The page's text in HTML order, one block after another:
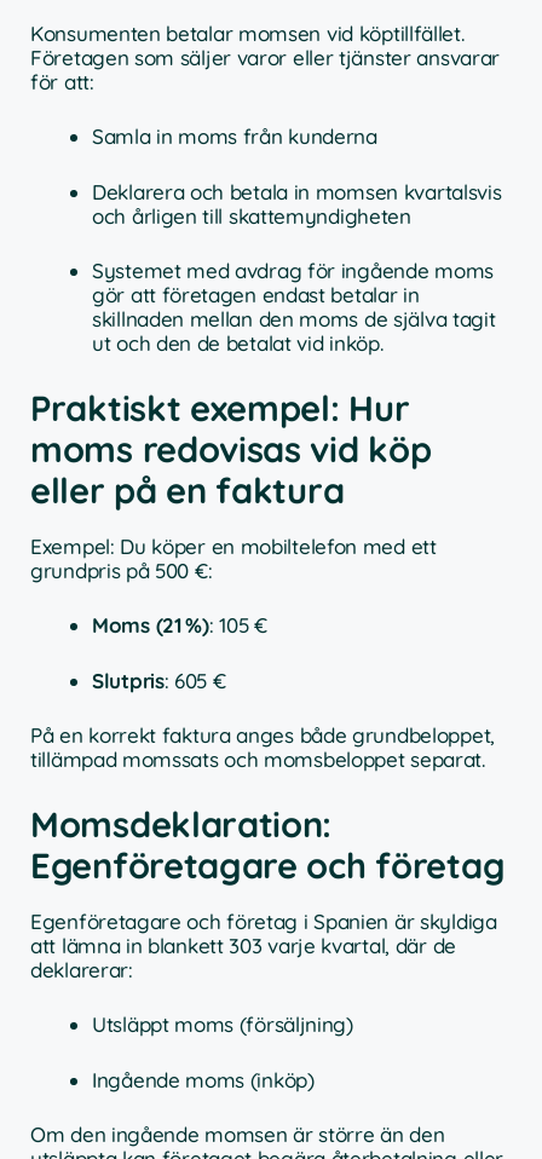
Konsumenten betalar momsen vid köptillfället.
Företagen som säljer varor eller tjänster ansvarar
för att:
Samla in moms från kunderna
Deklarera och betala in momsen kvartalsvis
och årligen till skattemyndigheten
Systemet med avdrag för ingående moms
gör att företagen endast betalar in
skillnaden mellan den moms de själva tagit
ut och den de betalat vid inköp.
Praktiskt exempel: Hur
moms redovisas vid köp
eller på en faktura
Exempel: Du köper en mobiltelefon med ett
grundpris på 500 €:
Moms (21 %): 105 €
Slutpris: 605 €
På en korrekt faktura anges både grundbeloppet,
tillämpad momssats och momsbeloppet separat.
Momsdeklaration:
Egenföretagare och företag
Egenföretagare och företag i Spanien är skyldiga
att lämna in blankett 303 varje kvartal, där de
deklarerar:
Utsläppt moms (försäljning)
Ingående moms (inköp)
Om den ingående momsen är större än den